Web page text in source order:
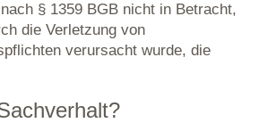
§ 1359 BGB nicht in Betracht,
die Verletzung von
verursacht wurde, die